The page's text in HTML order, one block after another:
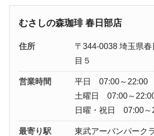
むさしの森珈琲 春日部店
住所
〒344-0038 埼玉県
目５
営業時間
平日 07:00～22:00
土曜日 07:00～
日曜・祝日 07:00～
最寄り駅
東武アーバンパーク